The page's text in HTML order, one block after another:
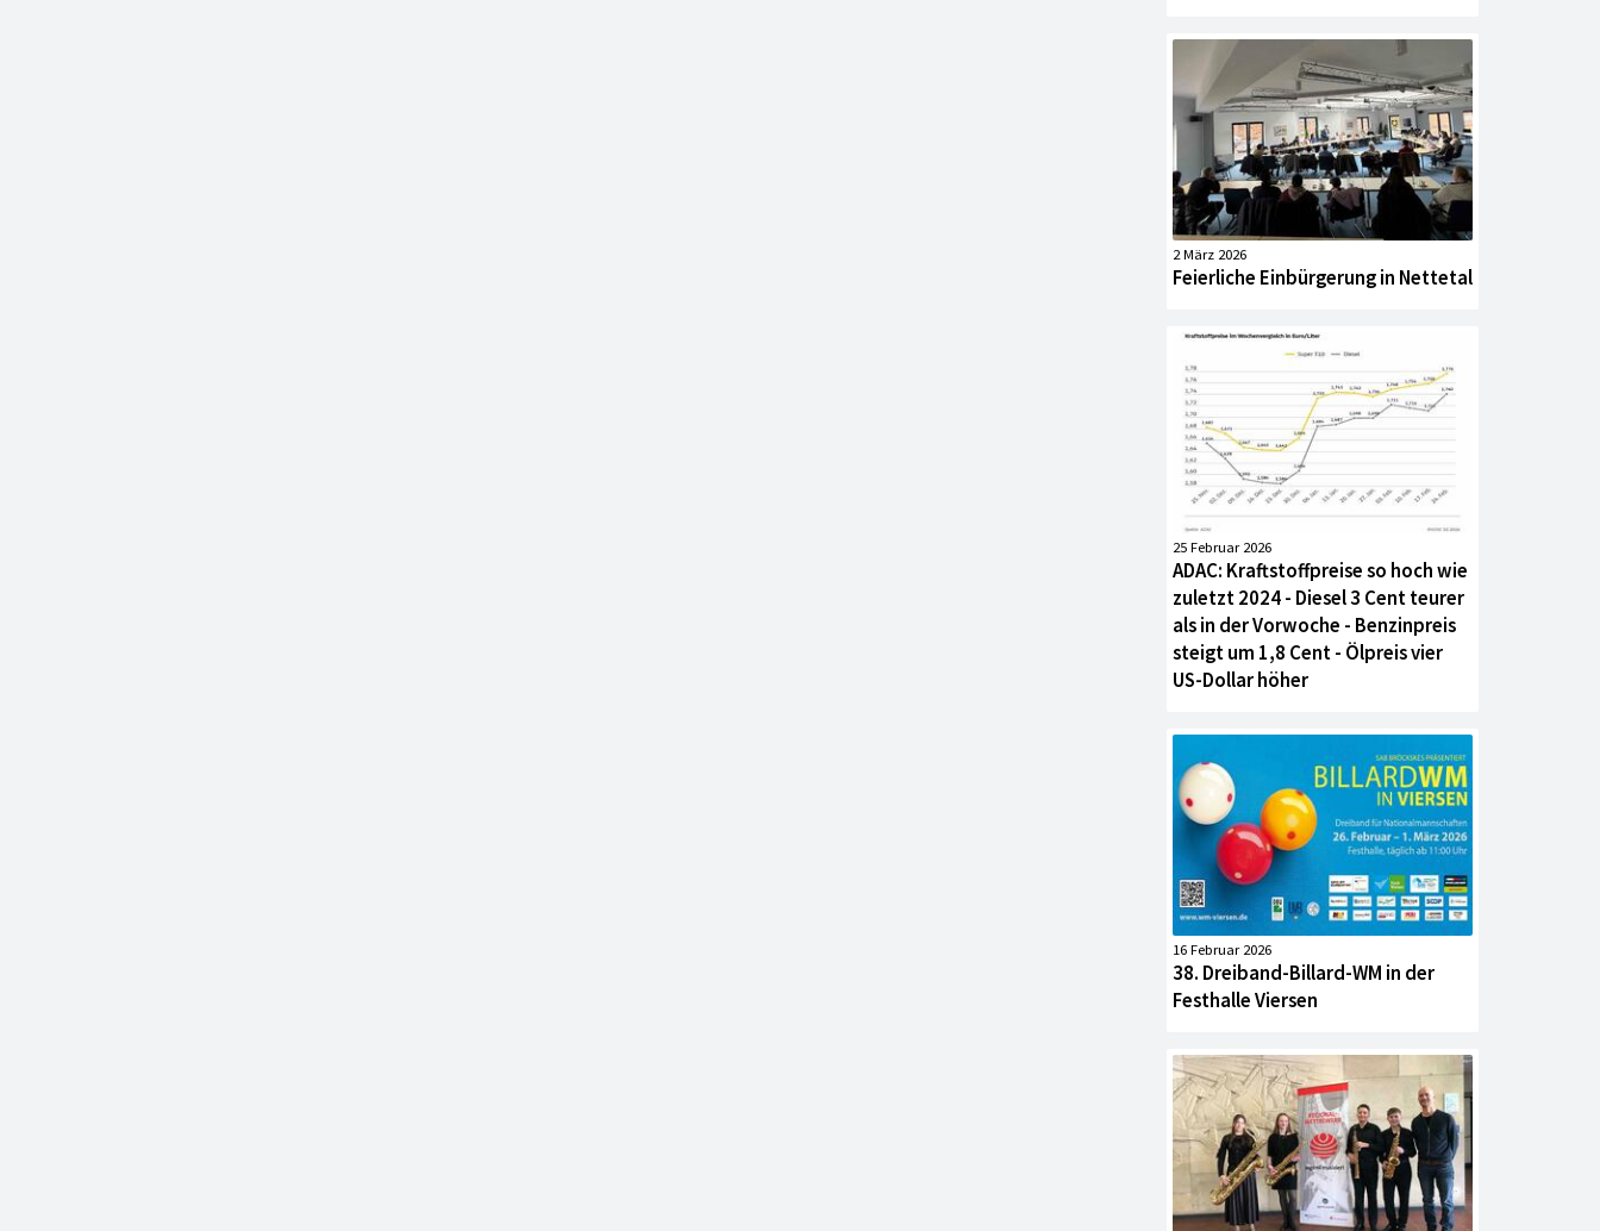
2 März 2026
Feierliche Einbürgerung in Nettetal
25 Februar 2026
ADAC: Kraftstoffpreise so hoch wie
zuletzt 2024 - Diesel 3 Cent teurer
als in der Vorwoche - Benzinpreis
steigt um 1,8 Cent - Ölpreis vier
US-Dollar höher
16 Februar 2026
38. Dreiband-Billard-WM in der
Festhalle Viersen